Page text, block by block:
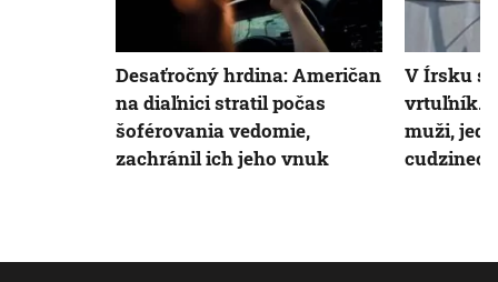
Desaťročný hrdina: Američan
na diaľnici stratil počas
šoférovania vedomie,
zachránil ich jeho vnuk
V Írsku
vrtuľník.
muži,
cudzinec